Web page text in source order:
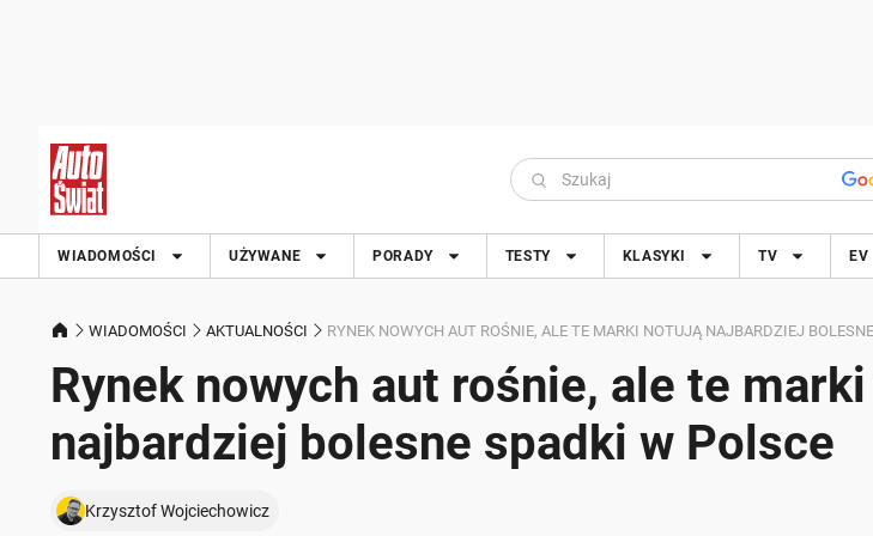
WIADOMOŚCI UŻYWANE PORADY TESTY KLASYKI TV EV
WIADOMOŚCI AKTUALNOŚCI RYNEK NOWYCH AUT ROŚNIE, ALE TE MARKI NOTUJĄ NAJBARDZIEJ
Rynek nowych aut rośnie, ale te
najbardziej bolesne spadki w Polsce
Krzysztof Wojciechowicz